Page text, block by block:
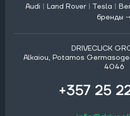
Audi | Land Rover | Tesla |
бренды
DRIVECLICK
Alkaiou, Potamos
4046
+357 25